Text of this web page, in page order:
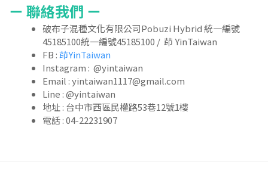
ㄧ 聯絡我們 ㄧ
破布子混種文化有限公司Pobuzi Hybrid 統一編號
45185100統一編號45185100 / 茚 YinTaiwan
FB :茚YinTaiwan
Instagram : @yintaiwan
Email : yintaiwan1117@gmail.com
Line : @yintaiwan
地址 : 台中市西區民權路53巷12號1樓
電話 : 04-22231907